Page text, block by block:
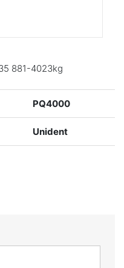
881-4023kg
PQ4000
Unident